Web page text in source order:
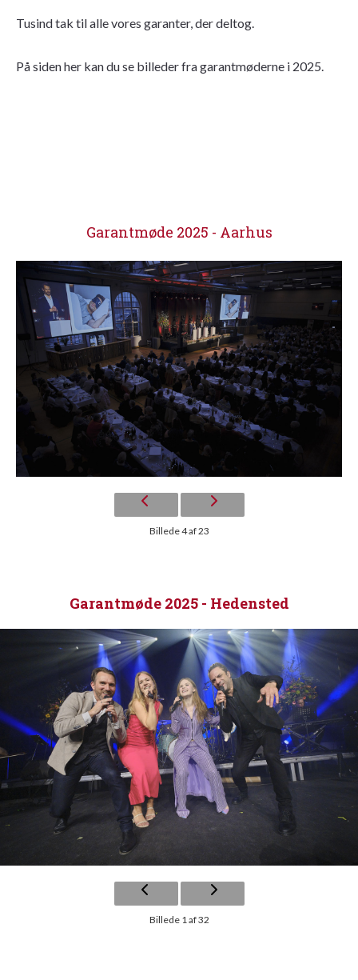
Tusind tak til alle vores garanter, der deltog.
På siden her kan du se billeder fra garantmøderne i 2025.
Garantmøde 2025 - Aarhus
Billede 4 af 23
Garantmøde 2025 - Hedensted
Billede 1 af 32